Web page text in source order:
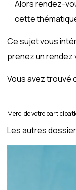
Alors rendez-
cette
Ce sujet vous
prenez un
Vous avez trouvé
Merci de votre
Les autres